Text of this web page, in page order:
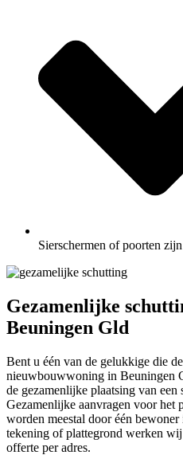
Sierschermen of poorten
Gezamenlijke
Beuningen Gld
Bent u één van de gelukkige die
nieuwbouwwoning in Beuningen
de gezamenlijke plaatsing van
Gezamenlijke aanvragen voor het
worden meestal door één
tekening of plattegrond werken
offerte per adres.